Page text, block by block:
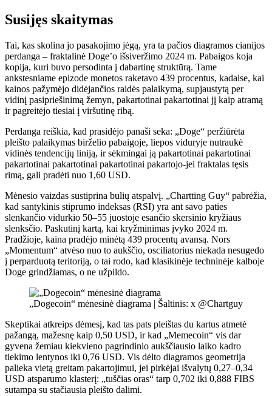
Susijęs skaitymas
Tai, kas skolina jo pasakojimo jėgą, yra ta pačios diagramos cianijos
perdanga – fraktalinė Doge’o išsiveržimo 2024 m. Pabaigos koja
kopija, kuri buvo persodinta į dabartinę struktūrą. Tame
ankstesniame epizode monetos raketavo 439 procentus, kadaise, kai
kainos pažymėjo didėjančios raidės palaikymą, supjaustytą per
vidinį pasipriešinimą žemyn, pakartotinai pakartotinai jį kaip atramą
ir pagreitėjo tiesiai į viršutinę ribą.
Perdanga reiškia, kad prasidėjo panaši seka: „Doge“ peržiūrėta
pleišto palaikymas birželio pabaigoje, liepos viduryje nutraukė
vidinės tendencijų liniją, ir sėkmingai ją pakartotinai pakartotinai
pakartotinai pakartotinai pakartotinai pakartojo-jei fraktalas tęsis
rimą, gali pradėti nuo 1,60 USD.
Mėnesio vaizdas sustiprina bulių atspalvį. „Chartting Guy“ pabrėžia,
kad santykinis stiprumo indeksas (RSI) yra ant savo paties
slenkančio vidurkio 50–55 juostoje esančio skersinio kryžiaus
slenksčio. Paskutinį kartą, kai kryžminimas įvyko 2024 m.
Pradžioje, kaina pradėjo minėtą 439 procentų avansą. Nors
„Momentum“ atvėso nuo to aukščio, osciliatorius niekada nesugedo
į perparduotą teritoriją, o tai rodo, kad klasikinėje techninėje kalboje
Doge grindžiamas, o ne užpildo.
„Dogecoin“ mėnesinė diagrama | Šaltinis: x @Chartguy
Skeptikai atkreips dėmesį, kad tas pats pleištas du kartus atmetė
pažangą, mažesnę kaip 0,50 USD, ir kad „Memecoin“ vis dar
gyvena žemiau kiekvieno pagrindinio aukščiausio laiko kadro
tiekimo lentynos iki 0,76 USD. Vis dėlto diagramos geometrija
palieka vietą greitam pakartojimui, jei pirkėjai išvalytų 0,27–0,34
USD atsparumo klasterį: „tuščias oras“ tarp 0,702 iki 0,888 FIBS
sutampa su stačiausia pleišto dalimi.